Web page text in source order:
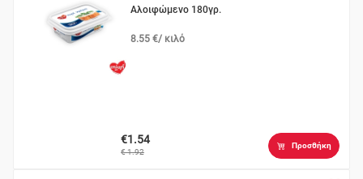
Αλοιφώμενο 180γρ.
8.55 €/ κιλό
€1.54
€ 1.92
Προσθήκη